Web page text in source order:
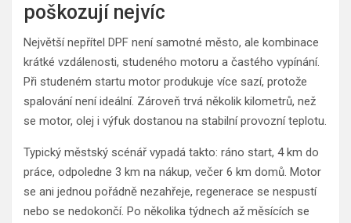
poškozují nejvíc
Největší nepřítel DPF není samotné město, ale kombinace
krátké vzdálenosti, studeného motoru a častého vypínání.
Při studeném startu motor produkuje více sazí, protože
spalování není ideální. Zároveň trvá několik kilometrů, než
se motor, olej i výfuk dostanou na stabilní provozní teplotu.
Typický městský scénář vypadá takto: ráno start, 4 km do
práce, odpoledne 3 km na nákup, večer 6 km domů. Motor
se ani jednou pořádně nezahřeje, regenerace se nespustí
nebo se nedokončí. Po několika týdnech až měsících se